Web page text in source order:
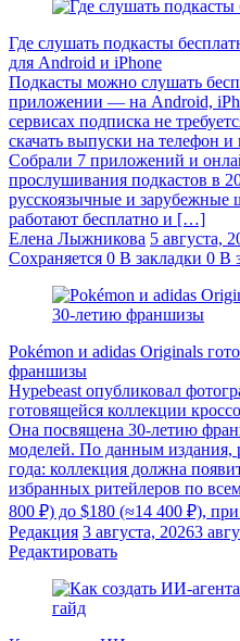
Где слушать подкасты
для Android и iPhone
Подкасты можно слушать
приложении — на Android,
сервисах подписка не
скачать выпуски на телефон и
Собрали 7 приложений и
прослушивания подкастов в
русскоязычные и зарубежные
работают бесплатно и […]
Елена Лыжникова 5 августа,
Сохраняется 0 В закладки 0 В
Pokémon и adidas Originals
франшизы
Hypebeast опубликовал
готовящейся коллекции
Она посвящена 30-летию
моделей. По данным издания,
года: коллекция должна
избранных ритейлеров по
800 ₽) до $180 (≈14 400 ₽),
Редакция 3 августа, 20263
Редактировать